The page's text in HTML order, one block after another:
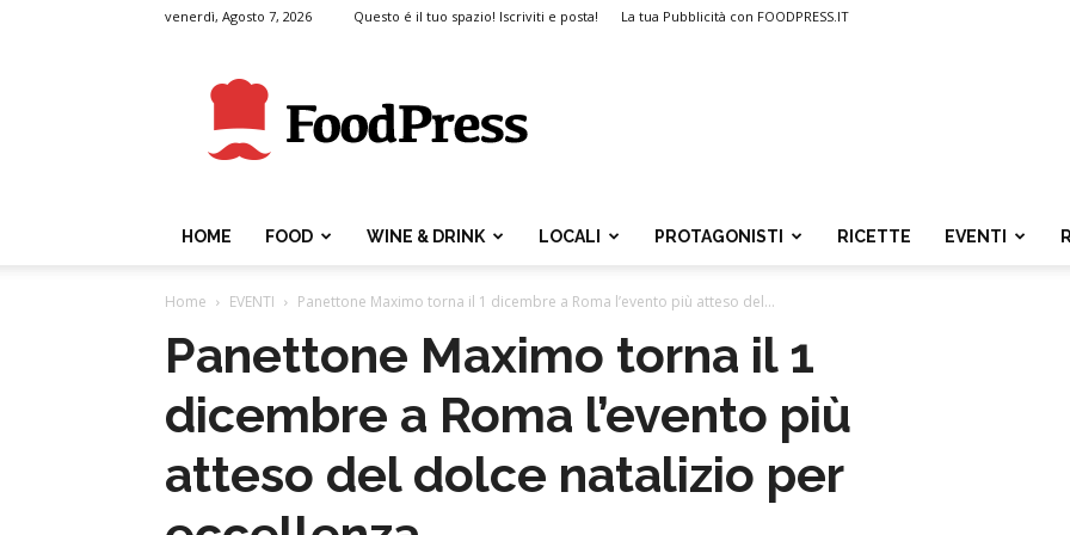
venerdì, Agosto 7, 2026 Questo é il tuo spazio! Iscriviti e posta! La tua Pubblicità con FOODPRESS.IT
FoodPress
HOME FOOD WINE & DRINK LOCALI PROTAGONISTI RICETTE EVENTI
Home EVENTI Panettone Maximo torna il 1 dicembre a Roma l’evento più atteso del...
Panettone Maximo torna il 1
dicembre a Roma l’evento più
atteso del dolce natalizio per